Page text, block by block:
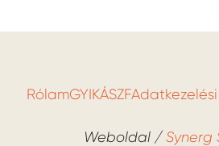
RólamGYIKÁSZF
Weboldal / Synerg